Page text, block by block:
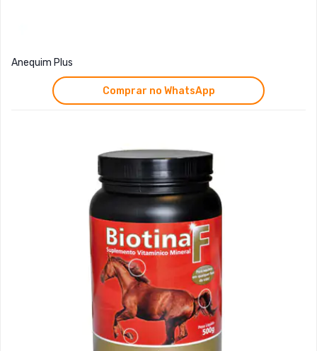
Anequim Plus
Comprar no WhatsApp